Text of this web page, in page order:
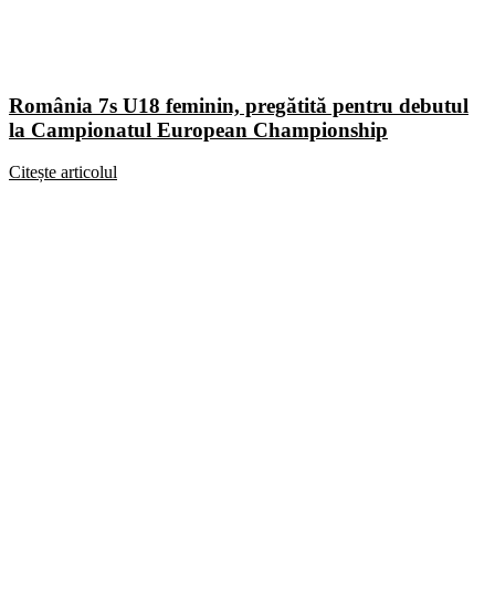
România 7s U18 feminin, pregătită pentru debutul
la Campionatul European Championship
Citește articolul